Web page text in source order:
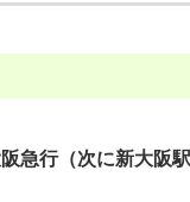
急行（次に新大阪